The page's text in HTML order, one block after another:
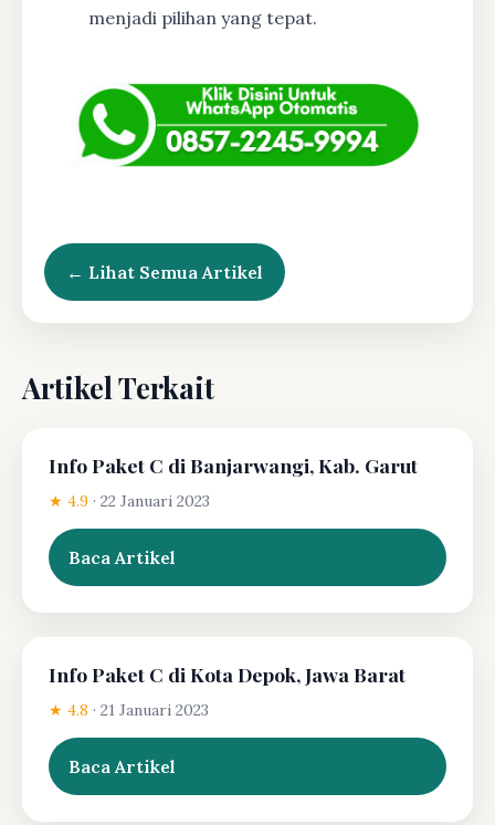
menjadi pilihan yang tepat.
← Lihat Semua Artikel
Artikel Terkait
Info Paket C di Banjarwangi, Kab. Garut
★ 4.9 · 22 Januari 2023
Baca Artikel
Info Paket C di Kota Depok, Jawa Barat
★ 4.8 · 21 Januari 2023
Baca Artikel